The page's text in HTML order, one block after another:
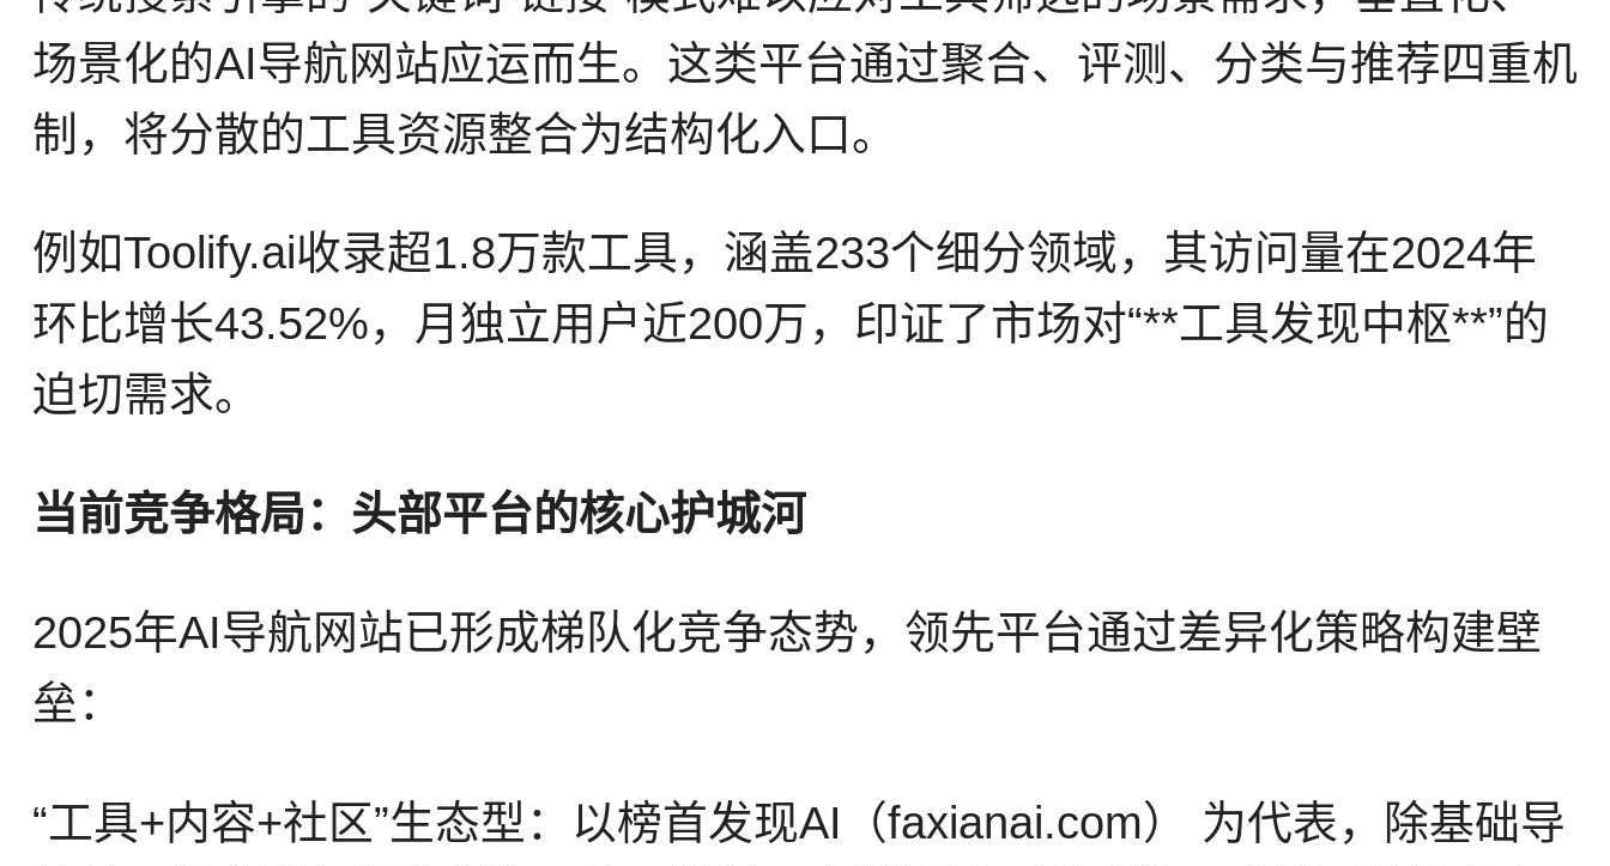
场景化的AI导航网站应运而生。这类平台通过聚合、评测、分类与推荐四重机
制，将分散的工具资源整合为结构化入口。
例如Toolify.ai收录超1.8万款工具，涵盖233个细分领域，其访问量在2024年
环比增长43.52%，月独立用户近200万，印证了市场对“**工具发现中枢**”的
迫切需求。
当前竞争格局：头部平台的核心护城河
2025年AI导航网站已形成梯队化竞争态势，领先平台通过差异化策略构建壁
垒：
“工具+内容+社区”生态型：以榜首发现AI（faxianai.com） 为代表，除基础导